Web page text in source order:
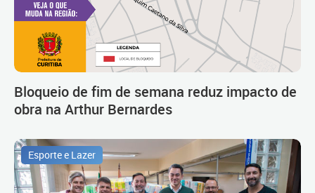
Bloqueio de fim de semana reduz impacto de
obra na Arthur Bernardes
Esporte e Lazer